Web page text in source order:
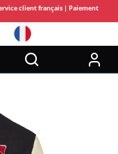
client français | Paiement